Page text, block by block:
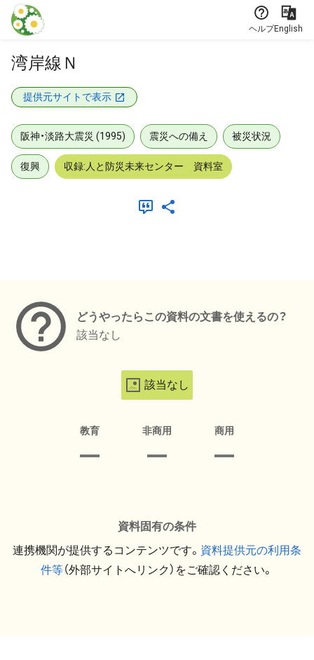
本文に飛ぶ
ヘルプEnglish
湾岸線Ｎ
提供元サイトで表示
阪神・淡路大震災 (1995) 震災への備え 被災状況
復興 収録:人と防災未来センター 資料室
どうやったらこの資料の文書を使えるの？
該当なし
該当なし
教育 非商用 商用
資料固有の条件
連携機関が提供するコンテンツです。 資料提供元の利用条
件等（外部サイトへリンク）をご確認ください。